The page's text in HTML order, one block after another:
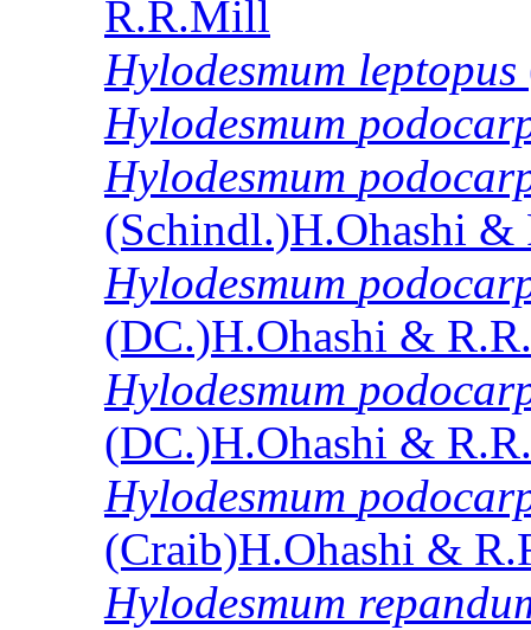
R.R.Mill
Hylodesmum leptopus
Hylodesmum
Hylodesmum
(Schindl.)H.Ohashi
Hylodesmum
(DC.)H.Ohashi &
Hylodesmum
(DC.)H.Ohashi &
Hylodesmum
(Craib)H.Ohashi &
Hylodesmum